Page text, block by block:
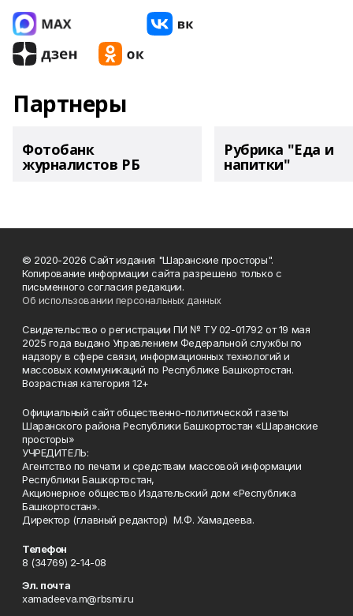
Партнеры
Фотобанк
журналистов РБ
Рубрика "Еда и
напитки"
© 2020-2026 Сайт издания "Шаранские просторы".
Копирование информации сайта разрешено только с
письменного согласия редакции.
Об использовании персональных данных
Свидетельство о регистрации ПИ № ТУ 02-01792 от 19 мая
2025 года выдано Управлением Федеральной службы по
надзору в сфере связи, информационных технологий и
массовых коммуникаций по Республике Башкортостан.
Возрастная категория 12+
Официальный сайт общественно-политической газеты
Шаранского района Республики Башкортостан «Шаранские
просторы»
УЧРЕДИТЕЛЬ:
Агентство по печати и средствам массовой информации
Республики Башкортостан,
Акционерное общество Издательский дом «Республика
Башкортостан».
Директор (главный редактор) М.Ф. Хамадеева.
Телефон
8 (34769) 2-14-08
Эл. почта
xamadeeva.m@rbsmi.ru